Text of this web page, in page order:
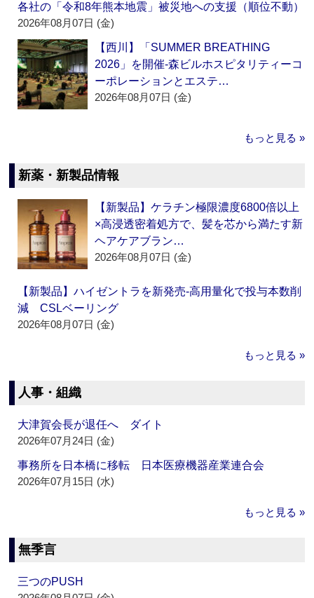
各社の「令和8年熊本地震」被災地への支援（順位不動）
2026年08月07日 (金)
【西川】「SUMMER BREATHING
2026」を開催‐森ビルホスピタリティーコ
ーポレーションとエステ…
2026年08月07日 (金)
もっと見る »
新薬・新製品情報
【新製品】ケラチン極限濃度6800倍以上
×高浸透密着処方で、髪を芯から満たす新
ヘアケアブラン…
2026年08月07日 (金)
【新製品】ハイゼントラを新発売‐高用量化で投与本数削
減 CSLベーリング
2026年08月07日 (金)
もっと見る »
人事・組織
大津賀会長が退任へ ダイト
2026年07月24日 (金)
事務所を日本橋に移転 日本医療機器産業連合会
2026年07月15日 (水)
もっと見る »
無季言
三つのPUSH